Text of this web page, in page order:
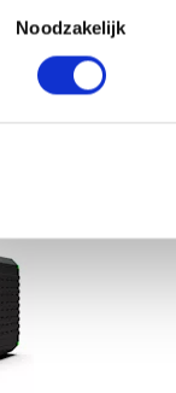
Noodzakelijk